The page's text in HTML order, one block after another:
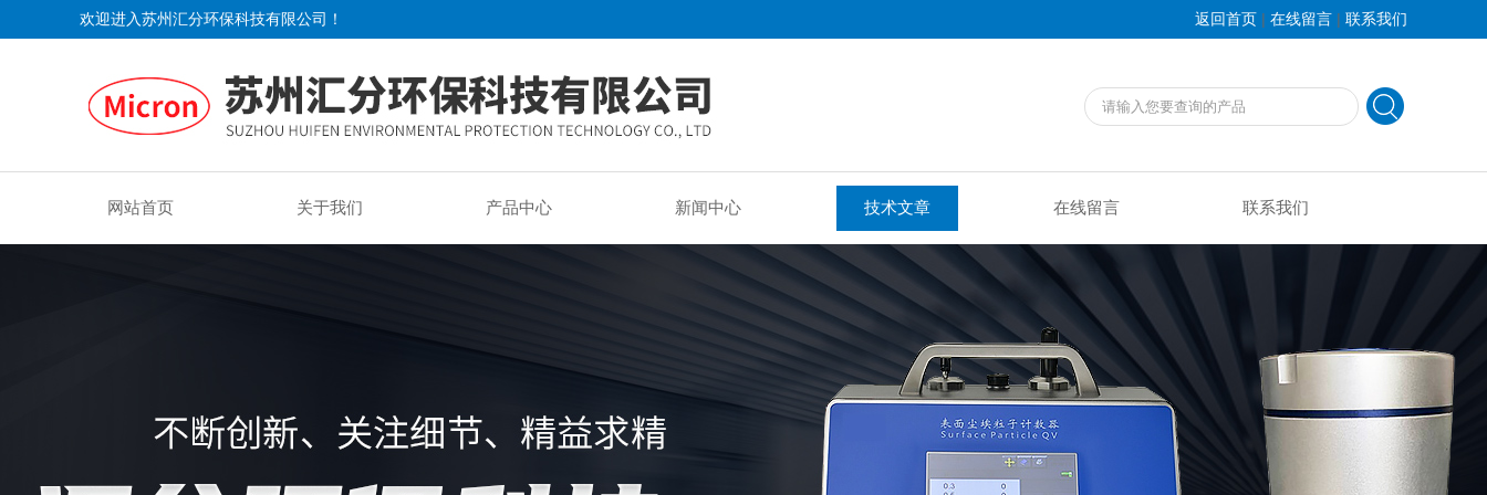
欢迎进入苏州汇分环保科技有限公司！ 返回首页 | 在线留言 | 联系我们
网站首页 关于我们 产品中心 新闻中心 技术文章 在线留言 联系我们